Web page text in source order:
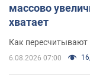
массово
хватает
Как пересчитывают
6.08.2026 07:00